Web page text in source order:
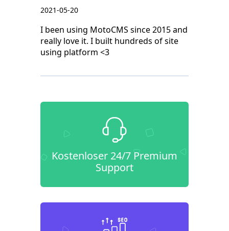
2021-05-20
I been using MotoCMS since 2015 and
really love it. I built hundreds of site
using platform <3
Kostenloser 24/7 Premium
Support